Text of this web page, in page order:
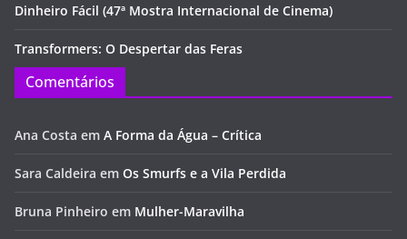
Dinheiro Fácil (47ª Mostra Internacional de Cinema)
Transformers: O Despertar das Feras
Comentários
Ana Costa em A Forma da Água – Crítica
Sara Caldeira em Os Smurfs e a Vila Perdida
Bruna Pinheiro em Mulher-Maravilha